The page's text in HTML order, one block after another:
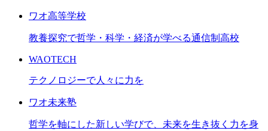
ワオ高等学校
教養探究で哲学・科学・経済が学べる通信制高校
WAOTECH
テクノロジーで人々に力を
ワオ未来塾
哲学を軸にした新しい学びで、未来を生き抜く力を身